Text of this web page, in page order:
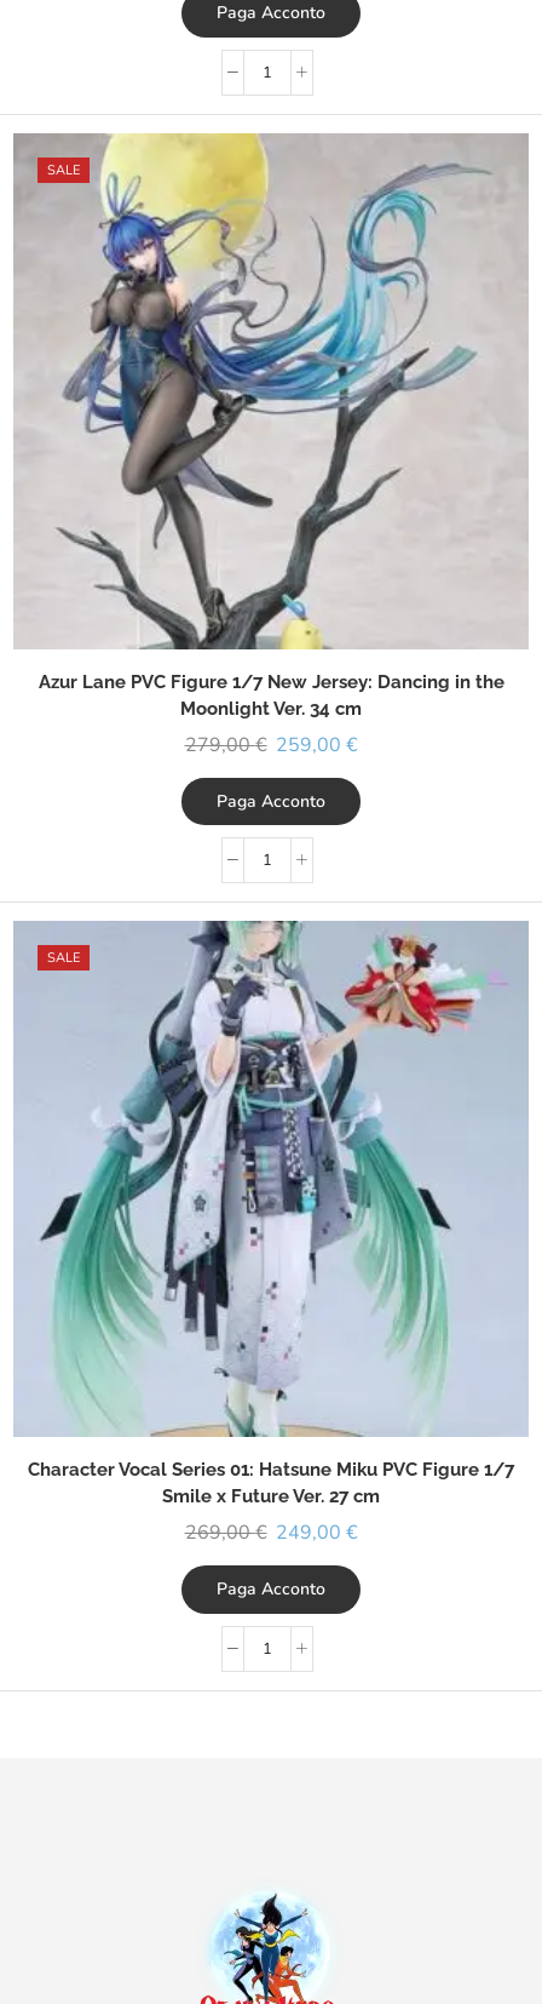
Paga Acconto
SALE
Azur Lane PVC Figure 1/7 New Jersey: Dancing in the
Moonlight Ver. 34 cm
279,00€ 259,00 €
Paga Acconto
SALE
Character Vocal Series 01: Hatsune Miku PVC Figure 1/7
Smile x Future Ver. 27 cm
269,00€ 249,00 €
Paga Acconto